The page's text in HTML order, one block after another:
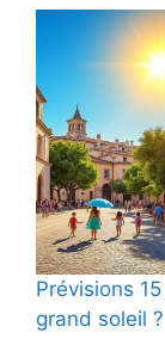
Prévisions
grand soleil ?